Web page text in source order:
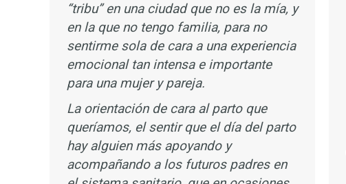
“tribu” en una ciudad que no es la mía, y
en la que no tengo familia, para no
sentirme sola de cara a una experiencia
emocional tan intensa e importante
para una mujer y pareja.
La orientación de cara al parto que
queríamos, el sentir que el día del parto
hay alguien más apoyando y
acompañando a los futuros padres en